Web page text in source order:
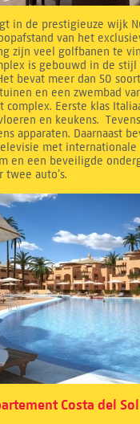
in de prestigieuze wijk
van het
zijn veel golfbanen te
is gebouwd in de stijl
bevat meer dan 50
en een zwembad
complex. Eerste klas
en keukens.
apparaten. Daarnaast
met internationale
en een beveiligde
twee auto’s.
Costa del Sol